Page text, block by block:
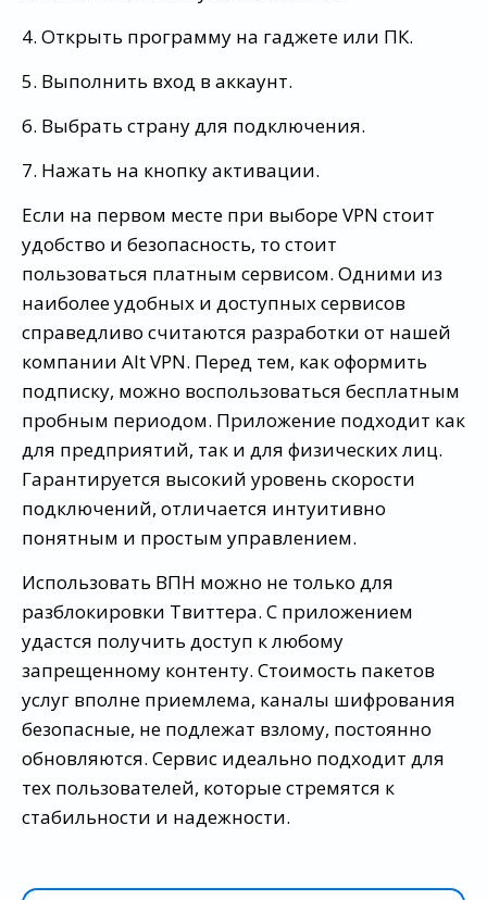
4. Открыть программу на гаджете или ПК.
5. Выполнить вход в аккаунт.
6. Выбрать страну для подключения.
7. Нажать на кнопку активации.
Если на первом месте при выборе VPN стоит
удобство и безопасность, то стоит
пользоваться платным сервисом. Одними из
наиболее удобных и доступных сервисов
справедливо считаются разработки от нашей
компании Alt VPN. Перед тем, как оформить
подписку, можно воспользоваться бесплатным
пробным периодом. Приложение подходит как
для предприятий, так и для физических лиц.
Гарантируется высокий уровень скорости
подключений, отличается интуитивно
понятным и простым управлением.
Использовать ВПН можно не только для
разблокировки Твиттера. С приложением
удастся получить доступ к любому
запрещенному контенту. Стоимость пакетов
услуг вполне приемлема, каналы шифрования
безопасные, не подлежат взлому, постоянно
обновляются. Сервис идеально подходит для
тех пользователей, которые стремятся к
стабильности и надежности.